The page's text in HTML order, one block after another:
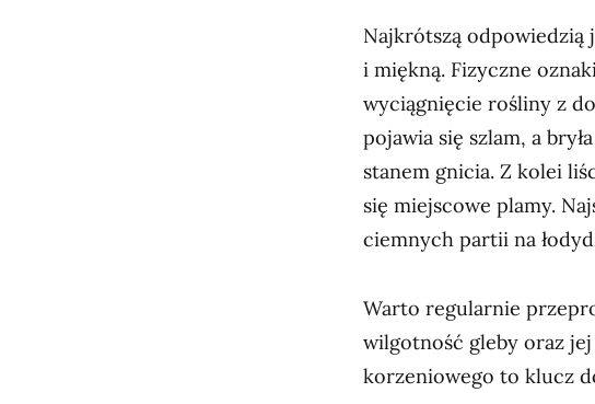
Najkrótszą odpowiedzią
i miękną. Fizyczne
wyciągnięcie rośliny z
pojawia się szlam, a
stanem gnicia. Z kolei
się miejscowe plamy.
ciemnych partii na
Warto regularnie
wilgotność gleby oraz
korzeniowego to klucz